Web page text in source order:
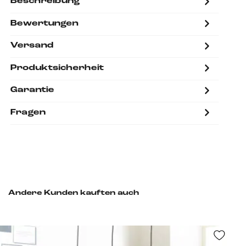
Bewertungen
Versand
Produktsicherheit
Garantie
Fragen
Andere Kunden kauften auch